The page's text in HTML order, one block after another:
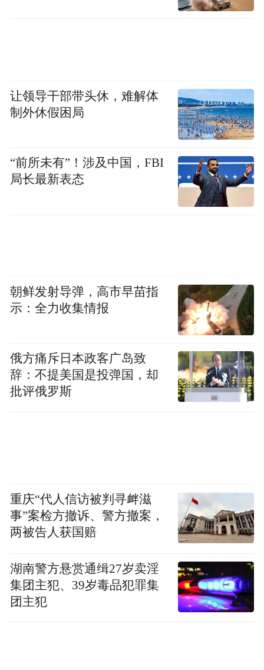
让领导干部带头休，难解体
制外休假困局
“前所未有”！涉及中国，FBI
局长最新表态
朝鲜发射导弹，高市早苗指
示：全力收集情报
俄方痛斥日本政客广岛致
辞：不提美国是投弹国，却
批评俄罗斯
重庆“代人信访被判寻衅滋
事”案检方撤诉、警方撤案，
两被告人获国赔
湖南警方悬赏通缉27岁卖淫
集团主犯、39岁毒品犯罪集
团主犯